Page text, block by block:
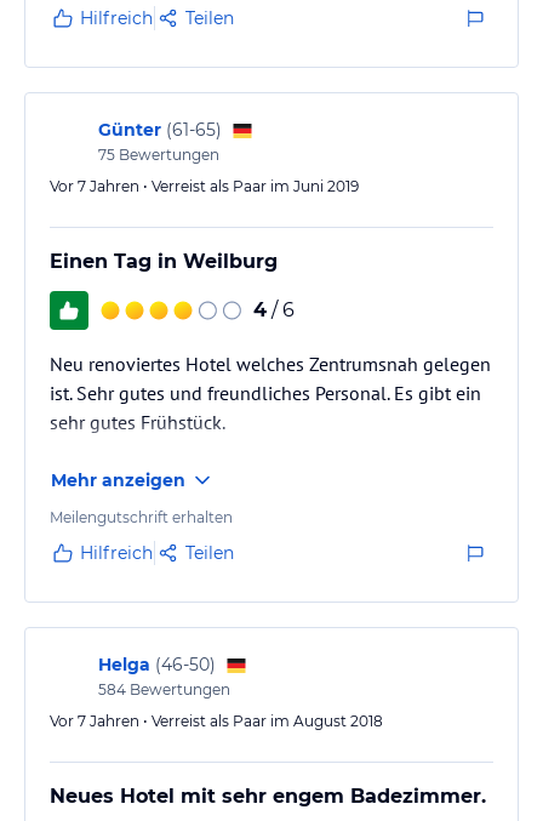
Hilfreich Teilen
Günter (61-65)
75 Bewertungen
Vor 7 Jahren • Verreist als Paar im Juni 2019
Einen Tag in Weilburg
4 / 6
Neu renoviertes Hotel welches Zentrumsnah gelegen
ist. Sehr gutes und freundliches Personal. Es gibt ein
sehr gutes Frühstück.
Mehr anzeigen
Meilengutschrift erhalten
Hilfreich Teilen
Helga (46-50)
584 Bewertungen
Vor 7 Jahren • Verreist als Paar im August 2018
Neues Hotel mit sehr engem Badezimmer.